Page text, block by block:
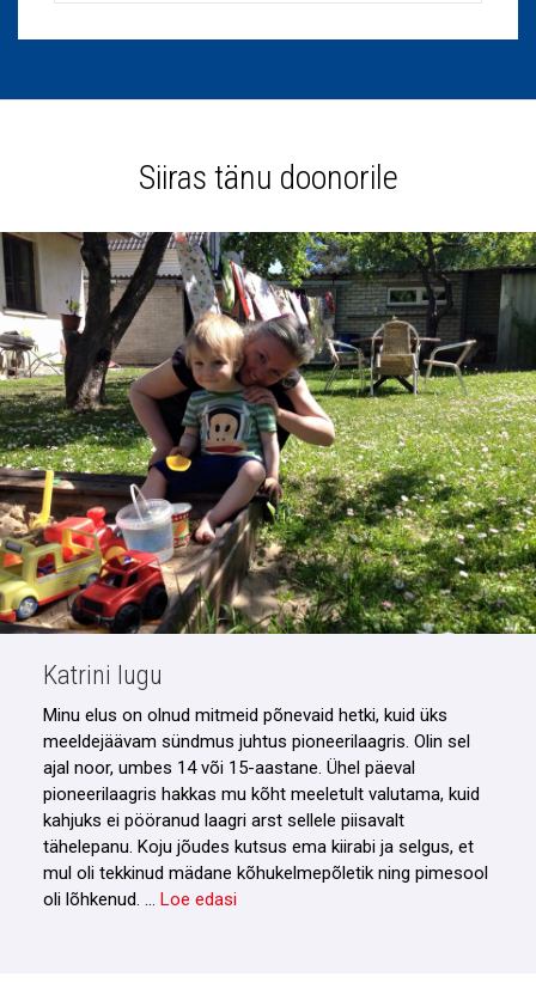
Siiras tänu doonorile
Katrini lugu
Minu elus on olnud mitmeid põnevaid hetki, kuid üks
meeldejäävam sündmus juhtus pioneerilaagris. Olin sel
ajal noor, umbes 14 või 15-aastane. Ühel päeval
pioneerilaagris hakkas mu kõht meeletult valutama, kuid
kahjuks ei pööranud laagri arst sellele piisavalt
tähelepanu. Koju jõudes kutsus ema kiirabi ja selgus, et
mul oli tekkinud mädane kõhukelmepõletik ning pimesool
oli lõhkenud. … Loe edasi